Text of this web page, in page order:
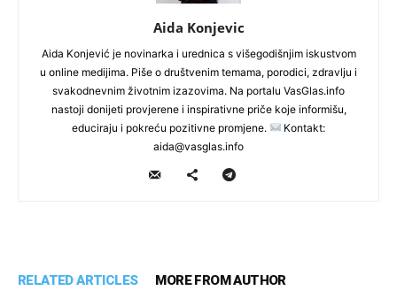
Aida Konjevic
Aida Konjević je novinarka i urednica s višegodišnjim iskustvom
u online medijima. Piše o društvenim temama, porodici, zdravlju i
svakodnevnim životnim izazovima. Na portalu VasGlas.info
nastoji donijeti provjerene i inspirativne priče koje informišu,
educiraju i pokreću pozitivne promjene.
Kontakt:
aida@vasglas.info
RELATED ARTICLES MORE FROM AUTHOR